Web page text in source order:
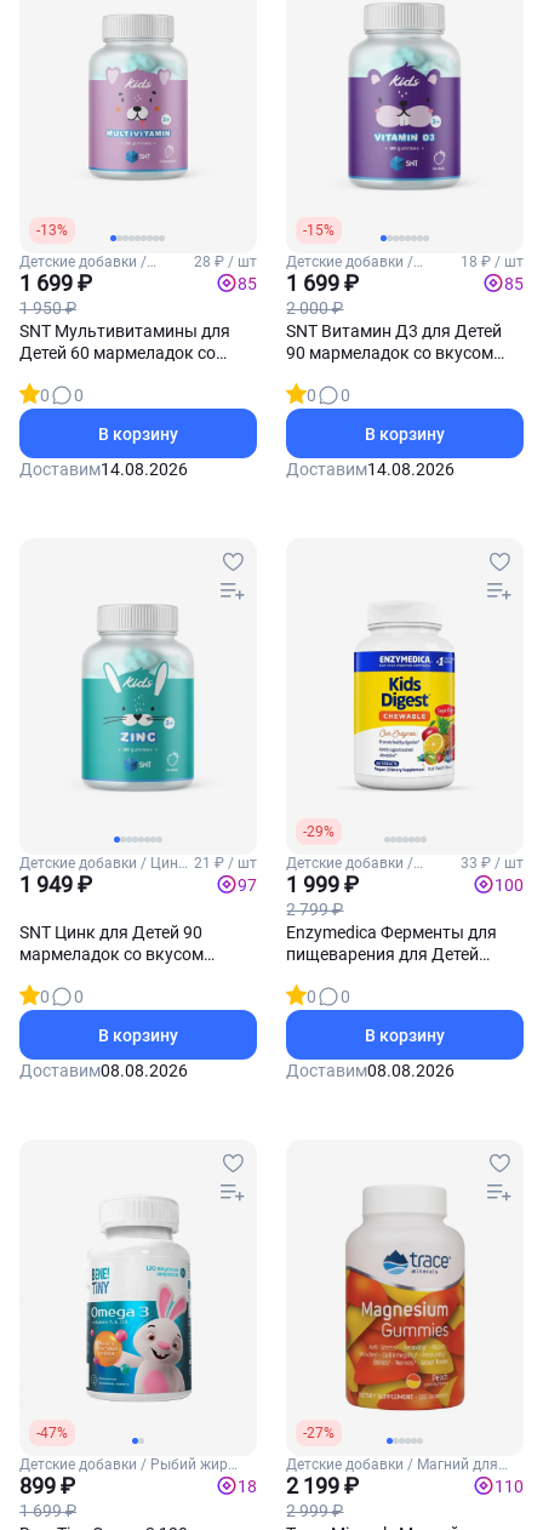
-13%
Детские добавки /
Мультивитамины для
детей
28 ₽ / шт
1 699 ₽
1 950 ₽
85
SNT Мультивитамины для
Детей 60 мармеладок со
0
0
В корзину
Доставим14.08.2026
-15%
Детские добавки /
Витамин Д3 для детей
18 ₽ / шт
1 699 ₽
2 000 ₽
85
SNT Витамин Д3 для Детей
90 мармеладок со вкусом
0
0
В корзину
Доставим14.08.2026
Детские добавки / Цинк
для детей
21 ₽ / шт
1 949 ₽ 97
SNT Цинк для Детей 90
мармеладок со вкусом
0
0
В корзину
Доставим08.08.2026
-29%
Детские добавки /
Пробиотики для детей
33 ₽ / шт
1 999 ₽
2 799 ₽
100
Enzymedica Ферменты для
пищеварения для Детей
таблеток
0
0
В корзину
Доставим08.08.2026
-47%
Детские добавки / Рыбий жир
для детей
899 ₽
1 699 ₽
18
-27%
Детские добавки / Магний для
детей
2 199 ₽
2 999 ₽
110